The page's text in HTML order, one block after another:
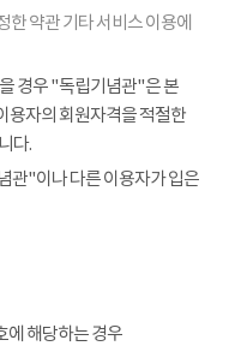
약관 기타 서비스 이용에
경우 "독립기념관"은 본
용자의 회원자격을 적절한
다.
관"이나 다른 이용자가 입은
에 해당하는 경우